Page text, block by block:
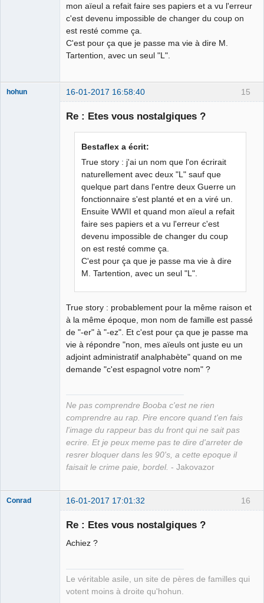
mon aïeul a refait faire ses papiers et a vu l'erreur
c'est devenu impossible de changer du coup on
est resté comme ça.
C'est pour ça que je passe ma vie à dire M.
Tartention, avec un seul "L".
15
hohun 16-01-2017 16:58:40
Re : Etes vous nostalgiques ?
Bestaflex a écrit:
True story : j'ai un nom que l'on écrirait
naturellement avec deux "L" sauf que
quelque part dans l'entre deux Guerre un
fonctionnaire s'est planté et en a viré un.
Ensuite WWII et quand mon aïeul a refait
faire ses papiers et a vu l'erreur c'est
devenu impossible de changer du coup
on est resté comme ça.
C'est pour ça que je passe ma vie à dire
M. Tartention, avec un seul "L".
True story : probablement pour la même raison et
à la même époque, mon nom de famille est passé
de "-er" à "-ez". Et c'est pour ça que je passe ma
vie à répondre "non, mes aïeuls ont juste eu un
adjoint administratif analphabète" quand on me
demande "c'est espagnol votre nom" ?
Ne pas comprendre Booba c'est ne rien
comprendre au rap. Pire encore quand t'en fais
l'image du rappeur bas du front qui ne sait pas
ecrire. Et je peux meme pas te dire d'arreter de
resrer bloquer dans les 90's, a cette epoque il
faisait le crime paie, bordel. - Jakovazor
16
Conrad 16-01-2017 17:01:32
Re : Etes vous nostalgiques ?
Achiez ?
Le véritable asile, un site de pères de familles qui
votent moins à droite qu'hohun.